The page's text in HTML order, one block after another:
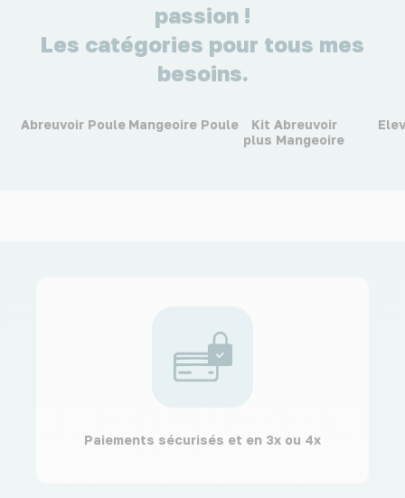
passion !
Les catégories pour tous mes
besoins.
Abreuvoir Poule Mangeoire Poule
Kit Abreuvoir
plus Mangeoire
Paiements sécurisés et en 3x ou 4x